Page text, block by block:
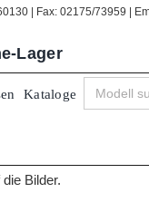
| Fax: 02175/73959 |
Lager
Kataloge
Search
for:
Bilder.